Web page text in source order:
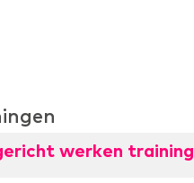
werken training